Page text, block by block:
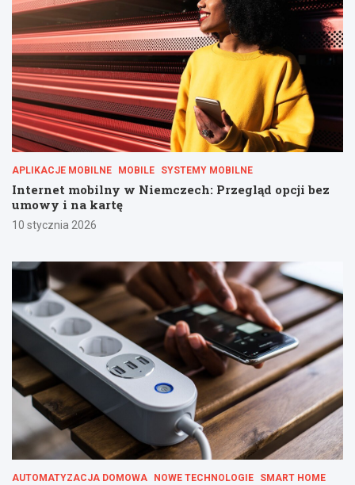
APLIKACJE MOBILNE MOBILE SYSTEMY MOBILNE
Internet mobilny w Niemczech: Przegląd opcji bez
umowy i na kartę
10 stycznia 2026
AUTOMATYZACJA DOMOWA NOWE TECHNOLOGIE
SMART HOME